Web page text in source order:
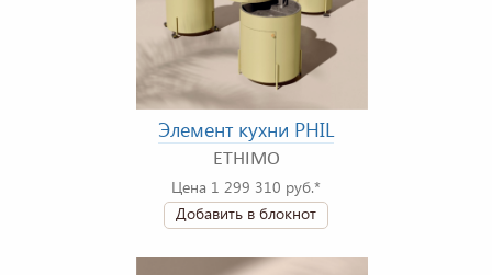
Элемент кухни PHIL
ETHIMO
Цена 1 299 310 руб.*
Добавить в блокнот